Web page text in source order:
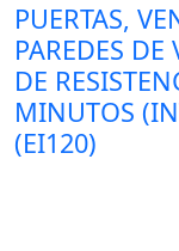
PUERTAS,
PAREDES
DE
MINUTOS
(EI120)